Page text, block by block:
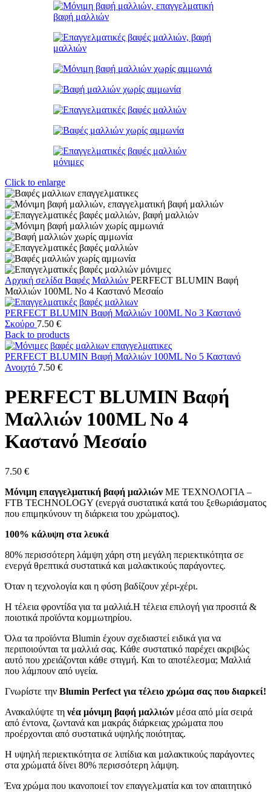
Click to enlarge
Αρχική σελίδα Βαφές Μαλλιών PERFECT BLUMIN Βαφή
Μαλλιών 100ML No 4 Καστανό Μεσαίο
PERFECT BLUMIN Βαφή Μαλλιών 100ML No 3 Καστανό
Σκούρο 7.50 €
Back to products
PERFECT BLUMIN Βαφή Μαλλιών 100ML No 5 Καστανό
Ανοιχτό 7.50 €
PERFECT BLUMIN Βαφή
Μαλλιών 100ML No 4
Καστανό Μεσαίο
7.50 €
Μόνιμη επαγγελματική βαφή μαλλιών ΜΕ ΤΕΧΝΟΛΟΓΙΑ –
FTB TECHNOLOGY (ενεργά συστατικά κατά του ξεθωριάσματος
που επιμηκύνουν τη διάρκεια του χρώματος).
100% κάλυψη στα λευκά
80% περισσότερη λάμψη χάρη στη μεγάλη περιεκτικότητα σε
ενεργά θρεπτικά συστατικά και μαλακτικούς παράγοντες.
Όταν η τεχνολογία και η φύση βαδίζουν χέρι-χέρι.
Η τέλεια φροντίδα για τα μαλλιά.Η τέλεια επιλογή για προσιτά &
ποιοτικά προϊόντα κομμωτηρίου.
Όλα τα προϊόντα Blumin έχουν σχεδιαστεί ειδικά για να
περιποιούνται τα μαλλιά σας. Κάθε συστατικό παρέχει ακριβώς
αυτό που χρειάζονται κάθε στιγμή. Και το αποτέλεσμα; Μαλλιά
που λάμπουν από υγεία.
Γνωρίστε την Blumin Perfect για τέλειο χρώμα σας που διαρκεί!
Ανακαλύψτε τη νέα μόνιμη βαφή μαλλιών μέσα από μία σειρά
από έντονα, ζωντανά και μακράς διάρκειας χρώματα που
προέρχονται από συστατικά υψηλής ποιότητας.
Η υψηλή περιεκτικότητα σε λιπίδια και μαλακτικούς παράγοντες
στα χρώματά δίνει 80% περισσότερη λάμψη.
Ένα χρώμα που ικανοποιεί τον επαγγελματία και τον απαιτητικό